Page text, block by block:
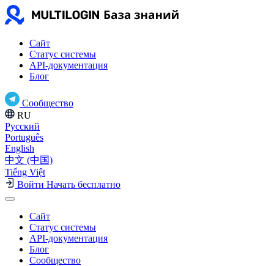
Сайт
Статус системы
API-документация
Блог
Сообщество
RU
Русский
Português
English
中文 (中国)
Tiếng Việt
Войти Начать бесплатно
Сайт
Статус системы
API-документация
Блог
Сообщество